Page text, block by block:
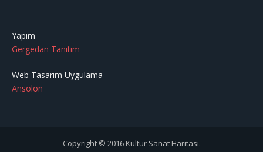
Yapım
Gergedan Tanıtım
Web Tasarım Uygulama
Ansolon
Copyright © 2016 Kültür Sanat Haritası.